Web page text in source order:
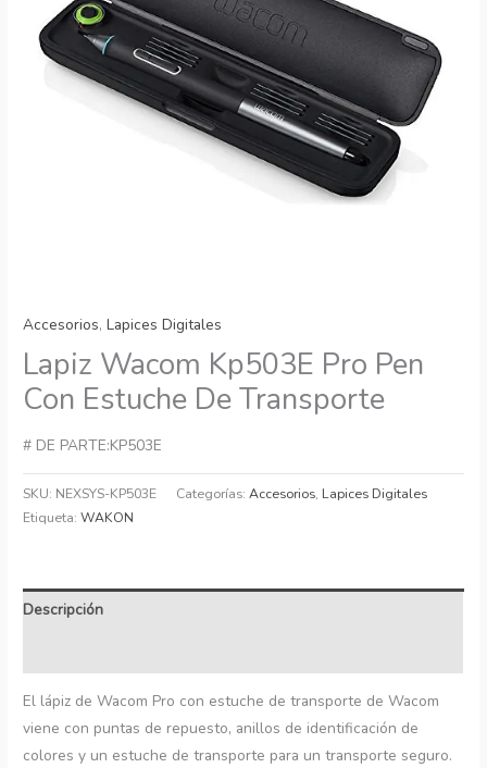
Accesorios,Lapices Digitales
Lapiz Wacom Kp503E Pro Pen
Con Estuche De Transporte
# DE PARTE:KP503E
SKU: NEXSYS-KP503E Categorías:Accesorios, Lapices Digitales
Etiqueta:WAKON
Descripción
El lápiz de Wacom Pro con estuche de transporte de Wacom
viene con puntas de repuesto, anillos de identificación de
colores y un estuche de transporte para un transporte seguro.